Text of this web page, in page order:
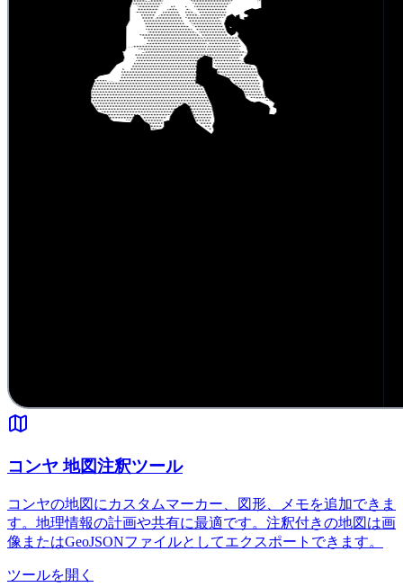
コンヤ 地図注釈ツール
コンヤの地図にカスタムマーカー、図形、メモを追加できま
す。地理情報の計画や共有に最適です。注釈付きの地図は画
像またはGeoJSONファイルとしてエクスポートできます。
ツールを開く